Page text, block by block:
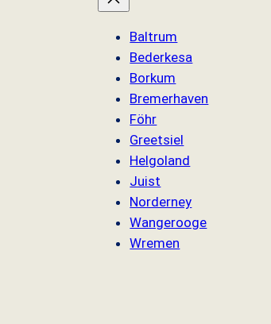
Baltrum
Bederkesa
Borkum
Bremerhaven
Föhr
Greetsiel
Helgoland
Juist
Norderney
Wangerooge
Wremen